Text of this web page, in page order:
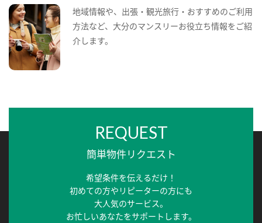
地域情報や、出張・観光旅行・おすすめのご利用
方法など、大分のマンスリーお役立ち情報をご紹
介します。
REQUEST
簡単物件リクエスト
希望条件を伝えるだけ！
初めての方やリピーターの方にも
大人気のサービス。
お忙しいあなたをサポートします。